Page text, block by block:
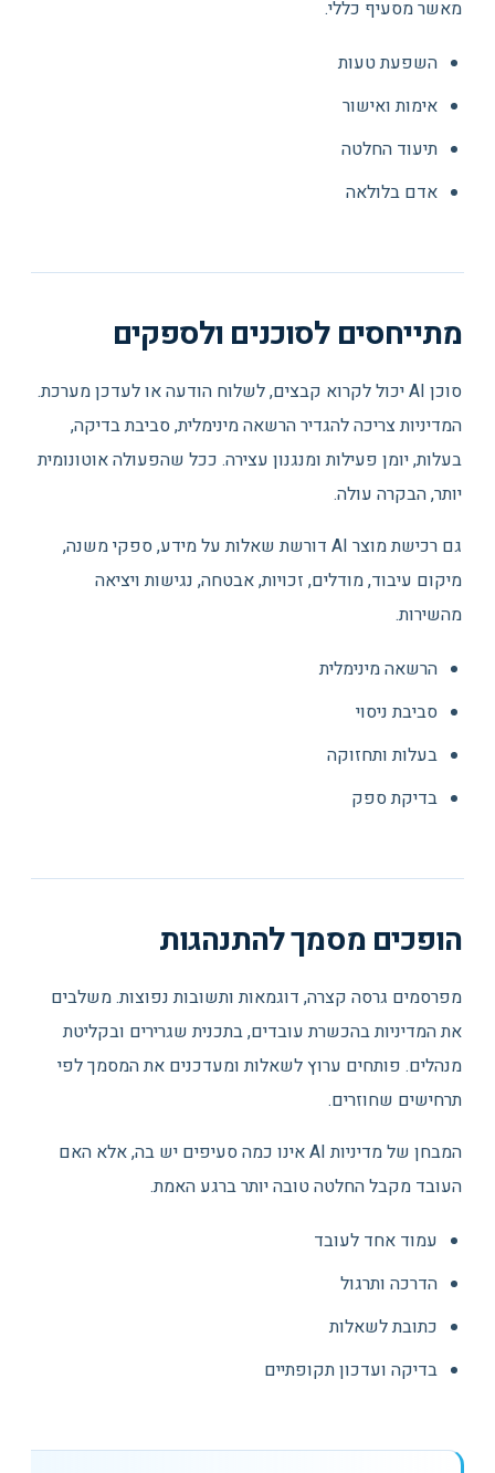
מאשר מסעיף כללי.
השפעת טעות
אימות ואישור
תיעוד החלטה
אדם בלולאה
מתייחסים לסוכנים ולספקים
סוכן AI יכול לקרוא קבצים, לשלוח הודעה או לעדכן מערכת.
המדיניות צריכה להגדיר הרשאה מינימלית, סביבת בדיקה,
בעלות, יומן פעילות ומנגנון עצירה. ככל שהפעולה אוטונומית
יותר, הבקרה עולה.
גם רכישת מוצר AI דורשת שאלות על מידע, ספקי משנה,
מיקום עיבוד, מודלים, זכויות, אבטחה, נגישות ויציאה
מהשירות.
הרשאה מינימלית
סביבת ניסוי
בעלות ותחזוקה
בדיקת ספק
הופכים מסמך להתנהגות
מפרסמים גרסה קצרה, דוגמאות ותשובות נפוצות. משלבים
את המדיניות בהכשרת עובדים, בתכנית שגרירים ובקליטת
מנהלים. פותחים ערוץ לשאלות ומעדכנים את המסמך לפי
תרחישים שחוזרים.
המבחן של מדיניות AI אינו כמה סעיפים יש בה, אלא האם
העובד מקבל החלטה טובה יותר ברגע האמת.
עמוד אחד לעובד
הדרכה ותרגול
כתובת לשאלות
בדיקה ועדכון תקופתיים